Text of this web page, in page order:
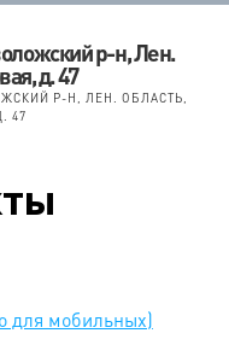
р-н, Лен.
д. 47
Р-Н, ЛЕН. ОБЛАСТЬ,
47
для мобильных)